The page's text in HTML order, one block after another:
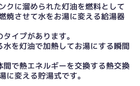
クに溜められた灯油を燃料として
焼させて水をお湯に変える給湯器
イプがあります。
を灯油で加熱してお湯にする瞬間
で熱エネルギーを交換する熱交換
に変える貯湯式です。